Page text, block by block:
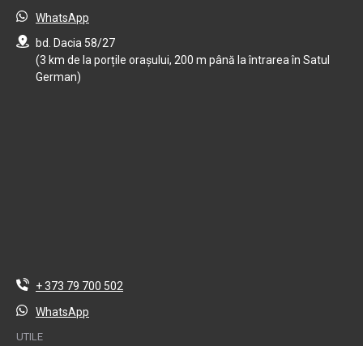
WhatsApp
bd. Dacia 58/27
(3 km de la porțile orașului, 200 m până la întrarea în Satul
German)
+ 373 79 700 502
WhatsApp
UTILE